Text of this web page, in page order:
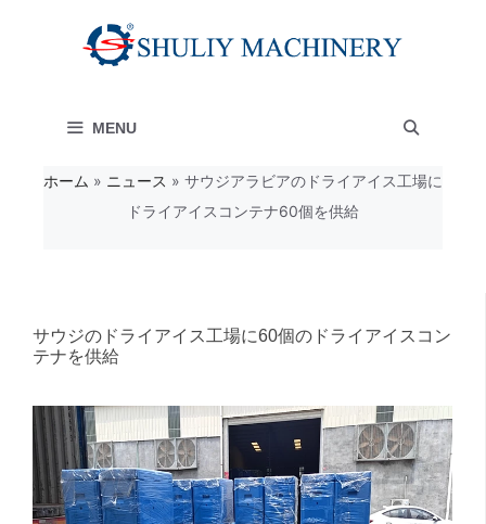
MENU
ホーム » ニュース » サウジアラビアのドライアイス工場に
ドライアイスコンテナ60個を供給
サウジのドライアイス工場に60個のドライアイスコン
テナを供給